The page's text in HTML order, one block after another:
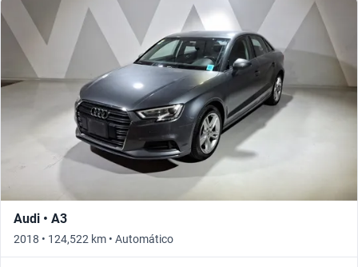
Audi • A3
2018 • 124,522 km • Automático